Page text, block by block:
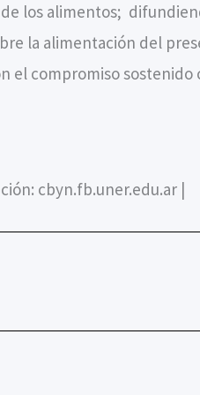
los alimentos;
la alimentación del
el compromiso sostenido
cbyn.fb.uner.edu.ar |